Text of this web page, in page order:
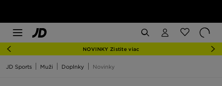
NOVINKY Zistite viac
JD Sports Muži Doplnky Novinky